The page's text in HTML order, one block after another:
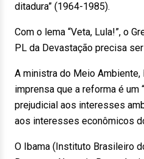
ditadura” (1964-1985).
Com o lema “Veta, Lula!”, o
PL da Devastação precisa
A ministra do Meio Ambiente,
imprensa que a reforma é um
prejudicial aos interesses
aos interesses econômicos
O Ibama (Instituto Brasileiro